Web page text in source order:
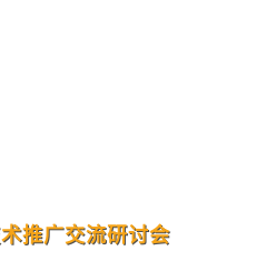
推广交流研讨会